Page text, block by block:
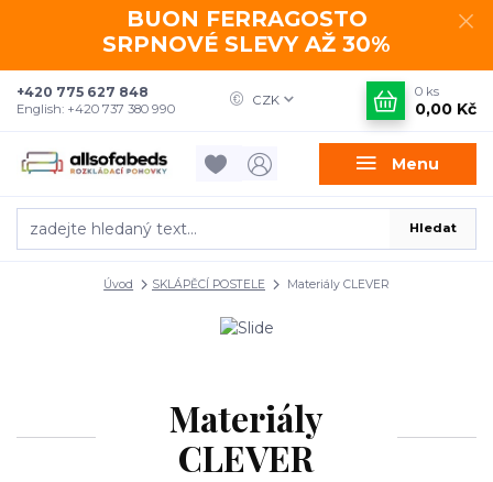
BUON FERRAGOSTO
SRPNOVÉ SLEVY AŽ 30%
Menu
CZK
Hledat
+420 775 627 848
English: +420 737 380 990
0 ks
0,00 Kč
Úvod SKLÁPĚCÍ POSTELE Materiály CLEVER
Materiály
CLEVER